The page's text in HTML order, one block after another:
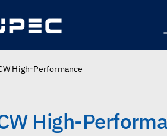
High-Performance
High-